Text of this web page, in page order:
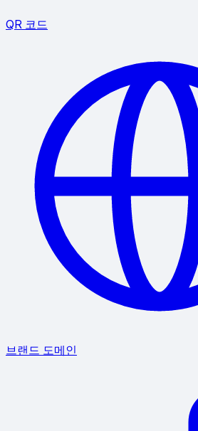
QR 코드
브랜드 도메인